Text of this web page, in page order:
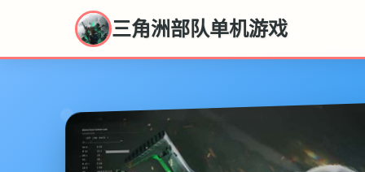
三角洲部队单机游戏